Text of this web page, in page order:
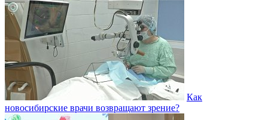
Как
новосибирские врачи возвращают зрение?